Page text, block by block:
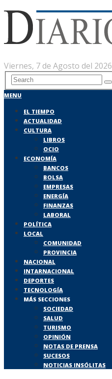
Viernes, 7 de Agosto del 2026
MENU
EL TIEMPO
ACTUALIDAD
CULTURA
LIBROS
OCIO
ECONOMÍA
BANCOS
BOLSA
EMPRESAS
ENERGÍA
FINANZAS
LABORAL
POLÍTICA
LOCAL
COMUNIDAD
PROVINCIA
NACIONAL
INTARNACIONAL
DEPORTES
TECNOLOGÍA
MÁS SECCIONES
SOCIEDAD
SALUD
TURISMO
OPINIÓN
NOTAS DE PRENSA
SUCESOS
NOTICIAS INSÓLITAS